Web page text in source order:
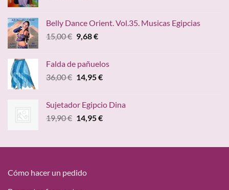
era:
15,00 €.
es:
9,68 €.
Belly Dance Orient. Vol.35. Musicas Egipcias
15,00€ El
era:
15,00 €.
9,68€El
es:
9,68 €.
Falda de pañuelos
36,00€ El
era:
36,00 €.
14,95€El
es:
14,95 €.
Sujetador Egipcio Dina
19,90€ El
era:
14,95€El
es:
Cómo hacer un pedido